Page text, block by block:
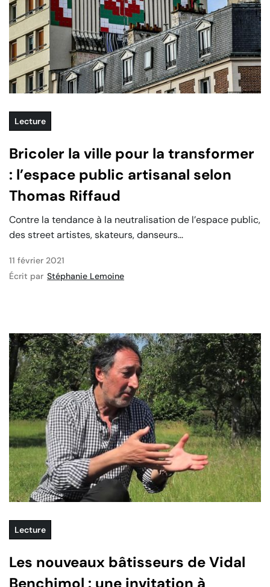
Lecture
Bricoler la ville pour la transformer
: l’espace public artisanal selon
Thomas Riffaud
Contre la tendance à la neutralisation de l’espace public,
des street artistes, skateurs, danseurs...
11 février 2021
Écrit par Stéphanie Lemoine
Lecture
Les nouveaux bâtisseurs de Vidal
Benchimol : une invitation à